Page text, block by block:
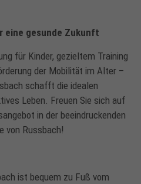
eine gesunde Zukunft
für Kinder, gezieltem Training
der Mobilität im Alter –
schafft die idealen
Leben. Freuen Sie sich auf
in der beeindruckenden
von Russbach!
ist bequem zu Fuß vom